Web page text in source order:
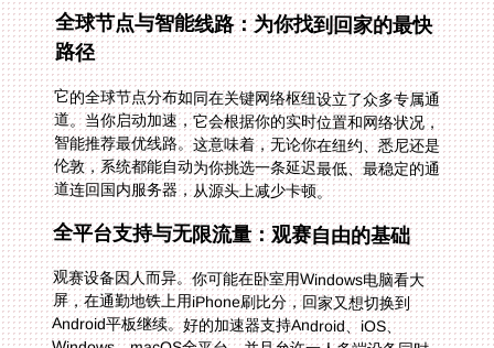
全球节点与智能线路：为你找到回家的最快
路径
它的全球节点分布如同在关键网络枢纽设立了众多专属通
道。当你启动加速，它会根据你的实时位置和网络状况，
智能推荐最优线路。这意味着，无论你在纽约、悉尼还是
伦敦，系统都能自动为你挑选一条延迟最低、最稳定的通
道连回国内服务器，从源头上减少卡顿。
全平台支持与无限流量：观赛自由的基础
观赛设备因人而异。你可能在卧室用Windows电脑看大
屏，在通勤地铁上用iPhone刷比分，回家又想切换到
Android平板继续。好的加速器支持Android、iOS、
Windows、macOS全平台，并且允许一人多端设备同时
使用。你无需为每个设备单独购买账号，一个订阅全家或
所有个人设备都能共享。配合稳定提供的无限流量，你再
也不用担心看到一半因为流量耗尽而中断，可以尽情享受